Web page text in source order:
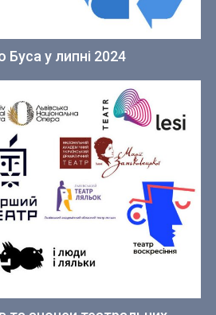
Буса у липні 2024